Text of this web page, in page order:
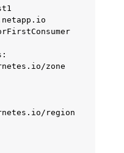
zone
region